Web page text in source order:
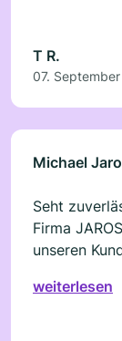
T R.
07.
Michael
Seht
Firma
unseren
aktuellen
weiterlesen